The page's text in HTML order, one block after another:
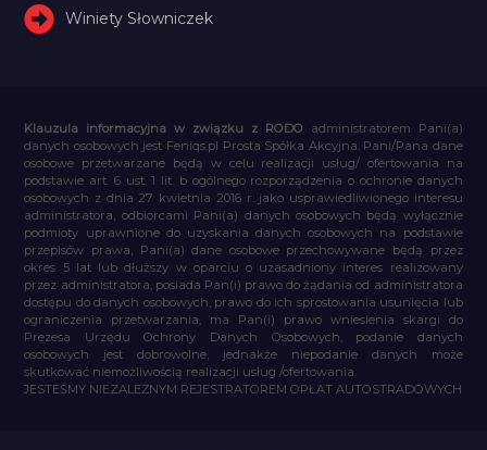
Winiety Słowniczek
Klauzula informacyjna w związku z RODO administratorem Pani(a)
danych osobowych jest Feniqs.pl Prosta Spółka Akcyjna. Pani/Pana dane
osobowe przetwarzane będą w celu realizacji usług/ ofertowania na
podstawie art. 6 ust. 1 lit. b ogólnego rozporządzenia o ochronie danych
osobowych z dnia 27 kwietnia 2016 r. jako usprawiedliwionego interesu
administratora, odbiorcami Pani(a) danych osobowych będą wyłącznie
podmioty uprawnione do uzyskania danych osobowych na podstawie
przepisów prawa, Pani(a) dane osobowe przechowywane będą przez
okres 5 lat lub dłuższy w oparciu o uzasadniony interes realizowany
przez administratora, posiada Pan(i) prawo do żądania od administratora
dostępu do danych osobowych, prawo do ich sprostowania usunięcia lub
ograniczenia przetwarzania, ma Pan(i) prawo wniesienia skargi do
Prezesa Urzędu Ochrony Danych Osobowych, podanie danych
osobowych jest dobrowolne, jednakże niepodanie danych może
skutkować niemożliwością realizacji usług /ofertowania.
JESTEŚMY NIEZALEŻNYM REJESTRATOREM OPŁAT AUTOSTRADOWYCH